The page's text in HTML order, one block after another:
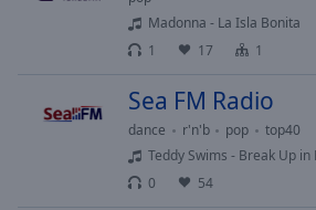
Madonna - La Isla Bonita
1
17 1
Sea FM Radio
dance r'n'b pop
top40
Teddy Swims - Break Up in
0
54